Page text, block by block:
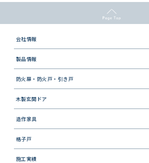
会社情報
製品情報
防火扉・防火戸・引き戸
木製玄関ドア
造作家具
格子戸
施工実績